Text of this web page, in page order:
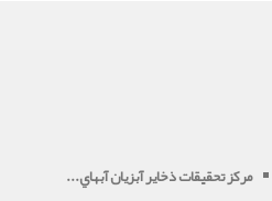
مرکز تحقيقات ذخاير آبزيان آبهاي...